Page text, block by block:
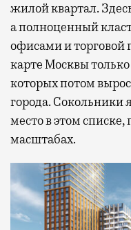
жилой квартал.
а полноценный
офисами и торговой
карте Москвы
которых потом
города. Сокольники
место в этом списке,
масштабах.